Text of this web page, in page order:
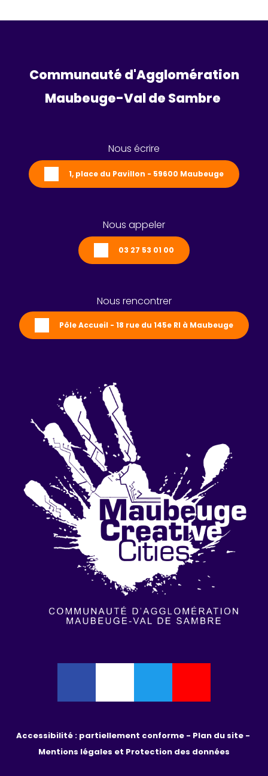
Communauté d'Agglomération
Maubeuge-Val de Sambre
Nous écrire
1, place du Pavillon - 59600 Maubeuge
Nous appeler
03 27 53 01 00
Nous rencontrer
Pôle Accueil - 18 rue du 145e RI à Maubeuge
Accessibilité : partiellement conforme -
Mentions légales et Protection des données